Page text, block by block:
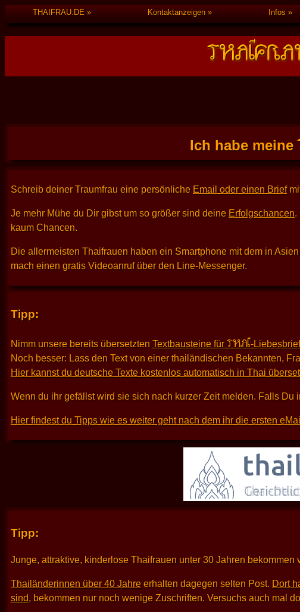
THAIFRAU.DE Kontaktanzeigen Infos
Ich habe meine
Schreib deiner Traumfrau eine persönliche Email oder einen Brief
Je mehr Mühe du Dir gibst um so größer sind deine Erfolgschancen.
kaum Chancen.
Die allermeisten Thaifrauen haben ein Smartphone mit dem in
mach einen gratis Videoanruf über den Line-Messenger.
Tipp:
Nimm unsere bereits übersetzten Textbausteine für THAI-
Noch besser: Lass den Text von einer thailändischen Bekannten,
Hier kannst du deutsche Texte kostenlos automatisch in Thai
Wenn du ihr gefällst wird sie sich nach kurzer Zeit melden. Falls
Hier findest du Tipps wie es weiter geht nach dem ihr die ersten
Tipp:
Junge, attraktive, kinderlose Thaifrauen unter 30 Jahren
Thailänderinnen über 40 Jahre erhalten dagegen selten Post. Dort
sind, bekommen nur noch wenige Zuschriften. Versuchs auch mal